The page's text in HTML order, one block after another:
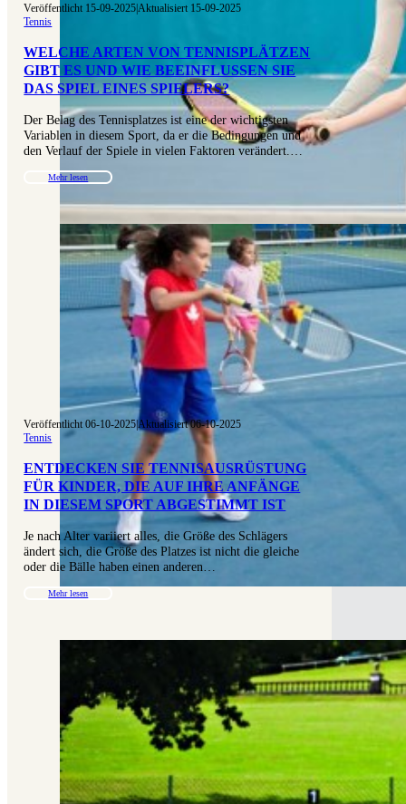
Veröffentlicht 15-09-2025|Aktualisiert 15-09-2025
Tennis
WELCHE ARTEN VON TENNISPLÄTZEN
GIBT ES UND WIE BEEINFLUSSEN SIE
DAS SPIEL EINES SPIELERS?
Der Belag des Tennisplatzes ist eine der wichtigsten
Variablen in diesem Sport, da er die Bedingungen und
den Verlauf der Spiele in vielen Faktoren verändert.…
Mehr lesen
Veröffentlicht 06-10-2025|Aktualisiert 06-10-2025
Tennis
ENTDECKEN SIE TENNISAUSRÜSTUNG
FÜR KINDER, DIE AUF IHRE ANFÄNGE
IN DIESEM SPORT ABGESTIMMT IST
Je nach Alter variiert alles, die Größe des Schlägers
ändert sich, die Größe des Platzes ist nicht die gleiche
oder die Bälle haben einen anderen…
Mehr lesen